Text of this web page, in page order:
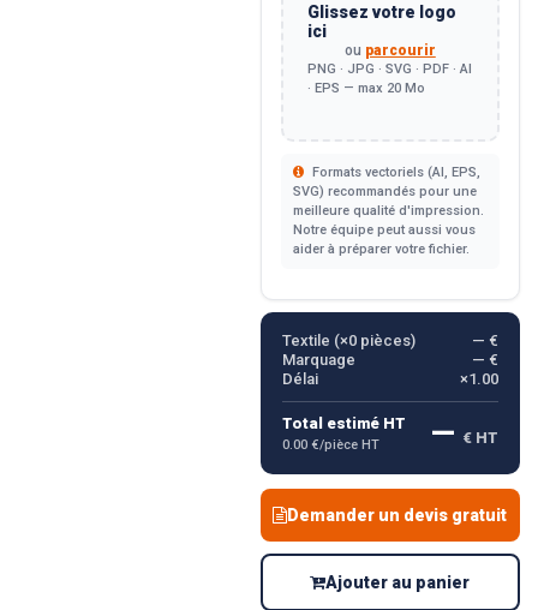
Glissez votre logo
ici
ou parcourir
PNG · JPG · SVG · PDF · AI
· EPS — max 20 Mo
Formats vectoriels (AI, EPS,
SVG) recommandés pour une
meilleure qualité d'impression.
Notre équipe peut aussi vous
aider à préparer votre fichier.
Textile (×0pièces)
— €
Marquage
— €
Délai
×1.00
Total estimé HT
0.00 €/pièce HT — € HT
Demander un devis gratuit
Ajouter au panier